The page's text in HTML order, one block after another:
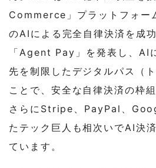
Commerce」プラットフォー
のAIによる完全自律決済を成
「Agent Pay」を発表し、AI
先を制限したデジタルパス（
ことで、安全な自律決済の枠
さらにStripe、PayPal、
たテック巨人も相次いでAI決
ています。